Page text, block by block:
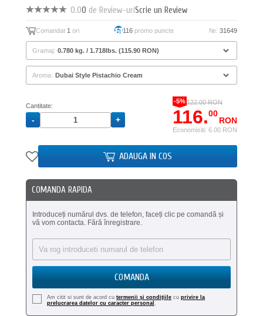
0.00 de Review-uriScrie un Review
Comandat 1 ori 116promo puncte №: 31649
Gramaj:
Aroma:
Cantitate:
-5%122.00 RON
116.00
RON
Economisiti: 6.00 RON
ADAUGA IN COS
COMANDA RAPIDA
Introduceți numărul dvs. de telefon, faceți clic pe comandă și
vă vom contacta. Fără înregistrare.
COMANDA
Am citit si sunt de acord cu termenii şi condiţiile cu privire la
prelucrarea datelor cu caracter personal .